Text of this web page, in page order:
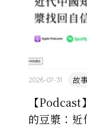
【
的豆漿：
故
2026-07-31